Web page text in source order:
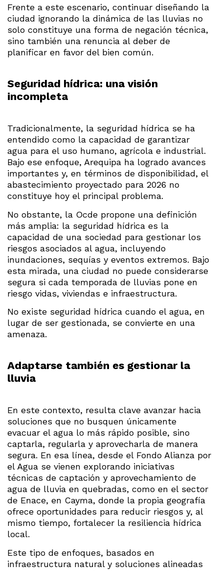
Frente a este escenario, continuar diseñando la
ciudad ignorando la dinámica de las lluvias no
solo constituye una forma de negación técnica,
sino también una renuncia al deber de
planificar en favor del bien común.
Seguridad hídrica: una visión
incompleta
Tradicionalmente, la seguridad hídrica se ha
entendido como la capacidad de garantizar
agua para el uso humano, agrícola e industrial.
Bajo ese enfoque, Arequipa ha logrado avances
importantes y, en términos de disponibilidad, el
abastecimiento proyectado para 2026 no
constituye hoy el principal problema.
No obstante, la Ocde propone una definición
más amplia: la seguridad hídrica es la
capacidad de una sociedad para gestionar los
riesgos asociados al agua, incluyendo
inundaciones, sequías y eventos extremos. Bajo
esta mirada, una ciudad no puede considerarse
segura si cada temporada de lluvias pone en
riesgo vidas, viviendas e infraestructura.
No existe seguridad hídrica cuando el agua, en
lugar de ser gestionada, se convierte en una
amenaza.
Adaptarse también es gestionar la
lluvia
En este contexto, resulta clave avanzar hacia
soluciones que no busquen únicamente
evacuar el agua lo más rápido posible, sino
captarla, regularla y aprovecharla de manera
segura. En esa línea, desde el Fondo Alianza por
el Agua se vienen explorando iniciativas
técnicas de captación y aprovechamiento de
agua de lluvia en quebradas, como en el sector
de Enace, en Cayma, donde la propia geografía
ofrece oportunidades para reducir riesgos y, al
mismo tiempo, fortalecer la resiliencia hídrica
local.
Este tipo de enfoques, basados en
infraestructura natural y soluciones alineadas